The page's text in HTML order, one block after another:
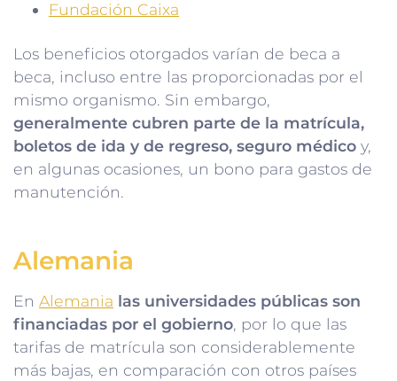
Fundación Caixa
Los beneficios otorgados varían de beca a
beca, incluso entre las proporcionadas por el
mismo organismo. Sin embargo,
generalmente cubren parte de la matrícula,
boletos de ida y de regreso, seguro médico y,
en algunas ocasiones, un bono para gastos de
manutención.
Alemania
En Alemania las universidades públicas son
financiadas por el gobierno, por lo que las
tarifas de matrícula son considerablemente
más bajas, en comparación con otros países